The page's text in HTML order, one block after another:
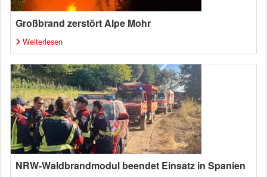
Großbrand zerstört Alpe Mohr
Weiterlesen
NRW-Waldbrandmodul beendet Einsatz in Spanien